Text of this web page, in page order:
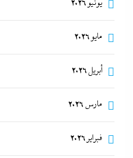
14 نوفمبر، 2025
يونيو 2026
مايو 2026
أبريل 2026
مارس 2026
فبراير 2026